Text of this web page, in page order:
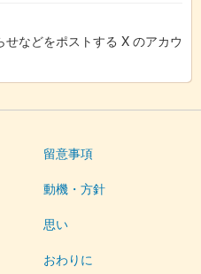
などをポストする X のアカウ
留意事項
動機・方針
思い
おわりに